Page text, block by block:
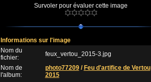
Survoler pour évaluer cette image
Informations sur l'image
Nom du
fichier:
feux_vertou_2015-3.jpg
Nom de
l'album:
photo77209/ Feu d'artifice de Vertou
2015